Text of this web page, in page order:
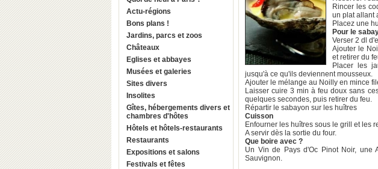
Actu-régions
Bons plans !
Jardins, parcs et zoos
Châteaux
Eglises et abbayes
Musées et galeries
Sites divers
Insolites
Gîtes, hébergements divers et
chambres d'hôtes
Hôtels et hôtels-restaurants
Restaurants
Expositions et salons
Festivals et fêtes
Rincer les
un plat allant
Placez une
Pour le
Verser 2 dl
Ajouter le
et retirer du
Placer les
jusqu'à ce qu'ils deviennent mousseux.
Ajouter le mélange au Noilly en mince
Laisser cuire 3 min à feu doux sans
quelques secondes, puis retirer du feu.
Répartir le sabayon sur les huîtres
Cuisson
Enfourner les huîtres sous le grill et les
A servir dès la sortie du four.
Que boire avec ?
Un Vin de Pays d'Oc Pinot Noir, une
Sauvignon.